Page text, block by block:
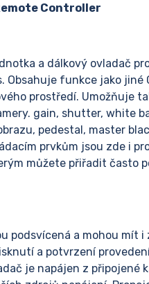
Controller
a dálkový ovladač
Obsahuje funkce jako jiné
prostředí. Umožňuje
gain, shutter, white
pedestal, master
prvkům jsou zde i
můžete přiřadit často
podsvícená a mohou mít i
a potvrzení
je napájen z připojené